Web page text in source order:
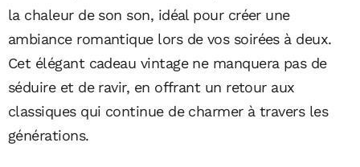
la chaleur de son son, idéal pour créer une
ambiance romantique lors de vos soirées à deux.
Cet élégant cadeau vintage ne manquera pas de
séduire et de ravir, en offrant un retour aux
classiques qui continue de charmer à travers les
générations.